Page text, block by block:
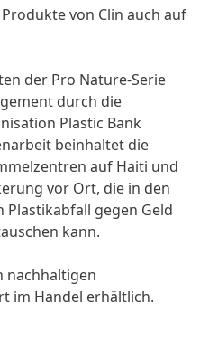
von Clin auch auf
der Pro Nature-Serie
durch die
Plastic Bank
beinhaltet die
auf Haiti und
vor Ort, die in den
gegen Geld
kann.
nachhaltigen
im Handel erhältlich.